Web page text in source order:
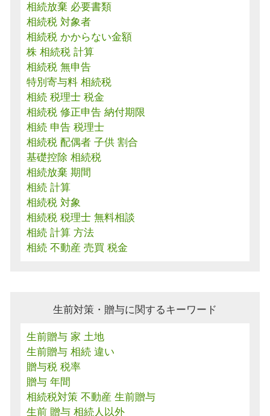
相続放棄 必要書類
相続税 対象者
相続税 かからない金額
株 相続税 計算
相続税 無申告
特別寄与料 相続税
相続 税理士 税金
相続税 修正申告 納付期限
相続 申告 税理士
相続税 配偶者 子供 割合
基礎控除 相続税
相続放棄 期間
相続 計算
相続税 対象
相続税 税理士 無料相談
相続 計算 方法
相続 不動産 売買 税金
生前対策・贈与に関するキーワード
生前贈与 家 土地
生前贈与 相続 違い
贈与税 税率
贈与 年間
相続税対策 不動産 生前贈与
生前 贈与 相続人以外